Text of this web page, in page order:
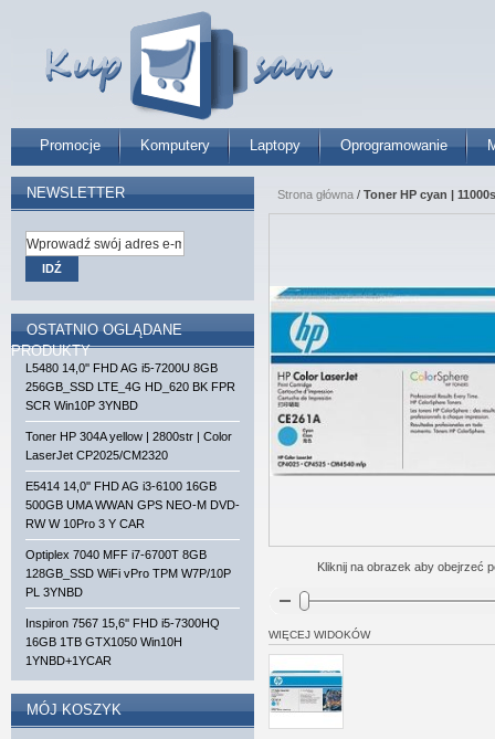
Promocje Komputery Laptopy Oprogramowanie
Strona główna / Toner HP cyan |
Kliknij na obrazek aby obejrzeć
WIĘCEJ WIDOKÓW
NEWSLETTER
IDŹ
OSTATNIO OGLĄDANE
PRODUKTY
L5480 14,0'' FHD AG i5-7200U 8GB
256GB_SSD LTE_4G HD_620 BK FPR
SCR Win10P 3YNBD
Toner HP 304A yellow | 2800str | Color
LaserJet CP2025/CM2320
E5414 14,0'' FHD AG i3-6100 16GB
500GB UMA WWAN GPS NEO-M DVD-
RW W 10Pro 3 Y CAR
Optiplex 7040 MFF i7-6700T 8GB
128GB_SSD WiFi vPro TPM W7P/10P
PL 3YNBD
Inspiron 7567 15,6'' FHD i5-7300HQ
16GB 1TB GTX1050 Win10H
1YNBD+1YCAR
MÓJ KOSZYK